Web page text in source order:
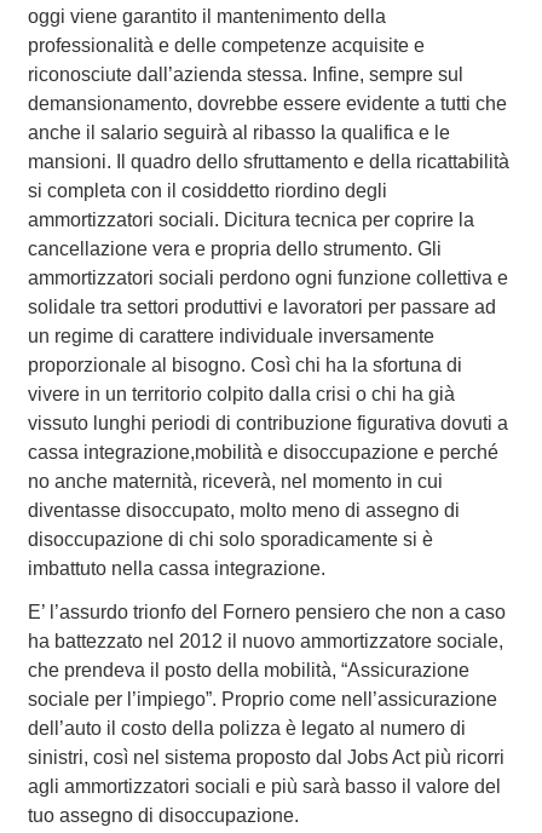
oggi viene garantito il mantenimento della
professionalità e delle competenze acquisite e
riconosciute dall’azienda stessa. Infine, sempre sul
demansionamento, dovrebbe essere evidente a tutti che
anche il salario seguirà al ribasso la qualifica e le
mansioni. Il quadro dello sfruttamento e della ricattabilità
si completa con il cosiddetto riordino degli
ammortizzatori sociali. Dicitura tecnica per coprire la
cancellazione vera e propria dello strumento. Gli
ammortizzatori sociali perdono ogni funzione collettiva e
solidale tra settori produttivi e lavoratori per passare ad
un regime di carattere individuale inversamente
proporzionale al bisogno. Così chi ha la sfortuna di
vivere in un territorio colpito dalla crisi o chi ha già
vissuto lunghi periodi di contribuzione figurativa dovuti a
cassa integrazione,mobilità e disoccupazione e perché
no anche maternità, riceverà, nel momento in cui
diventasse disoccupato, molto meno di assegno di
disoccupazione di chi solo sporadicamente si è
imbattuto nella cassa integrazione.
E’ l’assurdo trionfo del Fornero pensiero che non a caso
ha battezzato nel 2012 il nuovo ammortizzatore sociale,
che prendeva il posto della mobilità, “Assicurazione
sociale per l’impiego”. Proprio come nell’assicurazione
dell’auto il costo della polizza è legato al numero di
sinistri, così nel sistema proposto dal Jobs Act più ricorri
agli ammortizzatori sociali e più sarà basso il valore del
tuo assegno di disoccupazione.